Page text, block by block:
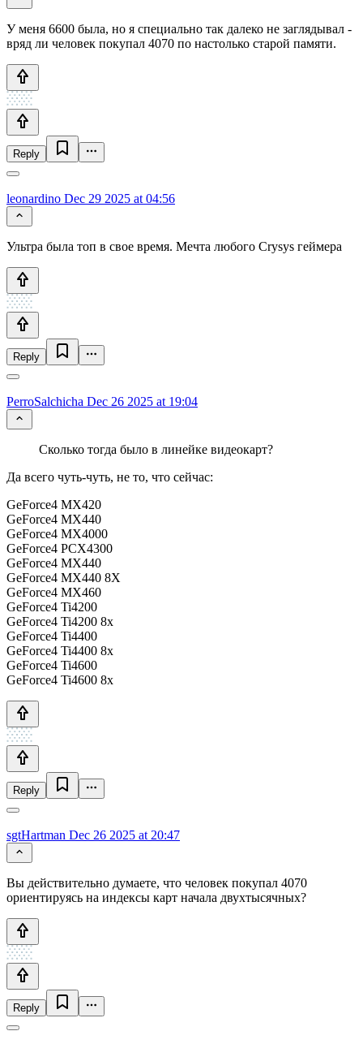
У меня 6600 была, но я специально так далеко не заглядывал -
вряд ли человек покупал 4070 по настолько старой памяти.
Reply
leonardino Dec 29 2025 at 04:56
Ультра была топ в свое время. Мечта любого Crysys геймера
Reply
PerroSalchicha Dec 26 2025 at 19:04
Сколько тогда было в линейке видеокарт?
Да всего чуть-чуть, не то, что сейчас:
GeForce4 MX420
GeForce4 MX440
GeForce4 MX4000
GeForce4 PCX4300
GeForce4 MX440
GeForce4 MX440 8X
GeForce4 MX460
GeForce4 Ti4200
GeForce4 Ti4200 8x
GeForce4 Ti4400
GeForce4 Ti4400 8x
GeForce4 Ti4600
GeForce4 Ti4600 8x
Reply
sgtHartman Dec 26 2025 at 20:47
Вы действительно думаете, что человек покупал 4070
ориентируясь на индексы карт начала двухтысячных?
Reply